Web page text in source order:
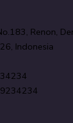
Renon,
Indonesia